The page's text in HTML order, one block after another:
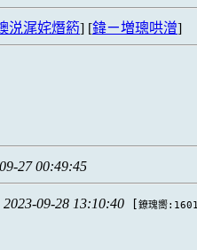
涚浘姹熸箹] [鍏ㄧ増璁哄潧]
27 00:49:45
2023-09-28 13:10:40 [鐐瑰嚮:1601